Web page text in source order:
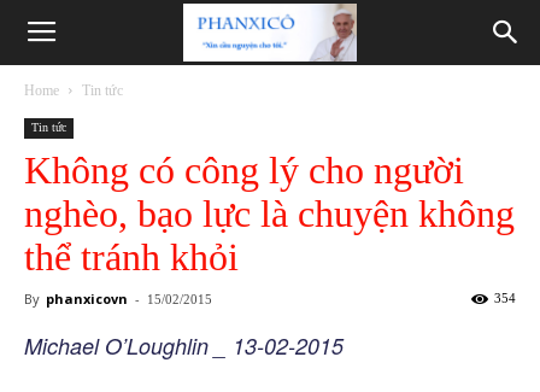
Phanxicô
Home Tin tức
Tin tức
Không có công lý cho người
nghèo, bạo lực là chuyện không
thể tránh khỏi
By phanxicovn - 15/02/2015 354
Michael O’Loughlin _ 13-02-2015